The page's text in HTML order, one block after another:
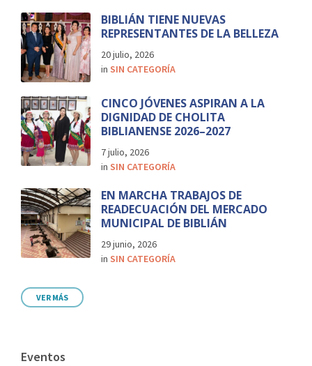
BIBLIÁN TIENE NUEVAS
REPRESENTANTES DE LA BELLEZA
20 julio, 2026
in SIN CATEGORÍA
CINCO JÓVENES ASPIRAN A LA
DIGNIDAD DE CHOLITA
BIBLIANENSE 2026–2027
7 julio, 2026
in SIN CATEGORÍA
EN MARCHA TRABAJOS DE
READECUACIÓN DEL MERCADO
MUNICIPAL DE BIBLIÁN
29 junio, 2026
in SIN CATEGORÍA
VER MÁS
Eventos